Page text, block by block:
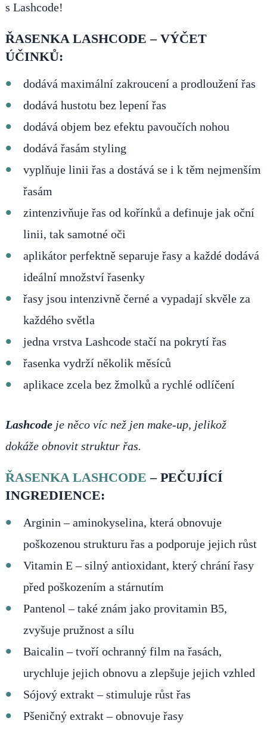
s Lashcode!
ŘASENKA LASHCODE – VÝČET
ÚČINKŮ:
dodává maximální zakroucení a prodloužení řas
dodává hustotu bez lepení řas
dodává objem bez efektu pavoučích nohou
dodává řasám styling
vyplňuje linii řas a dostává se i k těm nejmenším
řasám
zintenzivňuje řas od kořínků a definuje jak oční
linii, tak samotné oči
aplikátor perfektně separuje řasy a každé dodává
ideální množství řasenky
řasy jsou intenzivně černé a vypadají skvěle za
každého světla
jedna vrstva Lashcode stačí na pokrytí řas
řasenka vydrží několik měsíců
aplikace zcela bez žmolků a rychlé odlíčení
Lashcodeje něco víc než jen make-up, jelikož
dokáže obnovit struktur řas.
ŘASENKA LASHCODE – PEČUJÍCÍ
INGREDIENCE:
Arginin – aminokyselina, která obnovuje
poškozenou strukturu řas a podporuje jejich růst
Vitamin E – silný antioxidant, který chrání řasy
před poškozením a stárnutím
Pantenol – také znám jako provitamin B5,
zvyšuje pružnost a sílu
Baicalin – tvoří ochranný film na řasách,
urychluje jejich obnovu a zlepšuje jejich vzhled
Sójový extrakt – stimuluje růst řas
Pšeničný extrakt – obnovuje řasy